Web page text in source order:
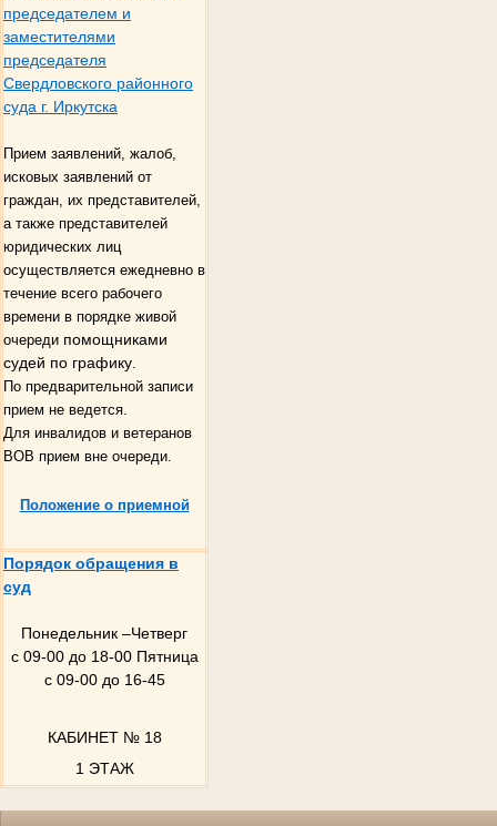
председателем и
заместителями
председателя
Свердловского районного
суда г. Иркутска
Прием заявлений, жалоб,
исковых заявлений от
граждан, их представителей,
а также представителей
юридических лиц
осуществляется ежедневно в
течение всего рабочего
времени в порядке живой
очереди помощниками
судей по графику
По предварительной записи
прием не ведется.
Для инвалидов и ветеранов
ВОВ прием вне очереди.
Положение о приемной
Порядок обращения в
суд
Понедельник –Четверг
с 09-00 до 18-00 Пятница
с 09-00 до 16-45
КАБИНЕТ № 18
1 ЭТАЖ